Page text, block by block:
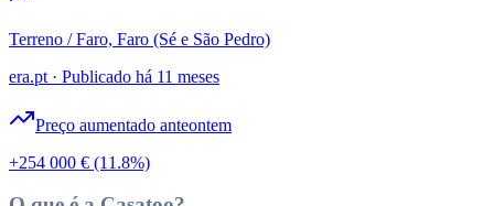
Terreno / Faro, Faro (Sé e São Pedro)
era.pt · Publicado há 11 meses
Preço aumentado anteontem
+254 000 € (11.8%)